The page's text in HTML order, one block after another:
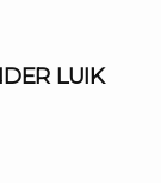
LUIK